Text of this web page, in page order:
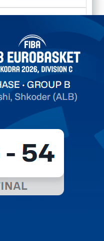
EuroBasket 2026,
Матч сыгран 0